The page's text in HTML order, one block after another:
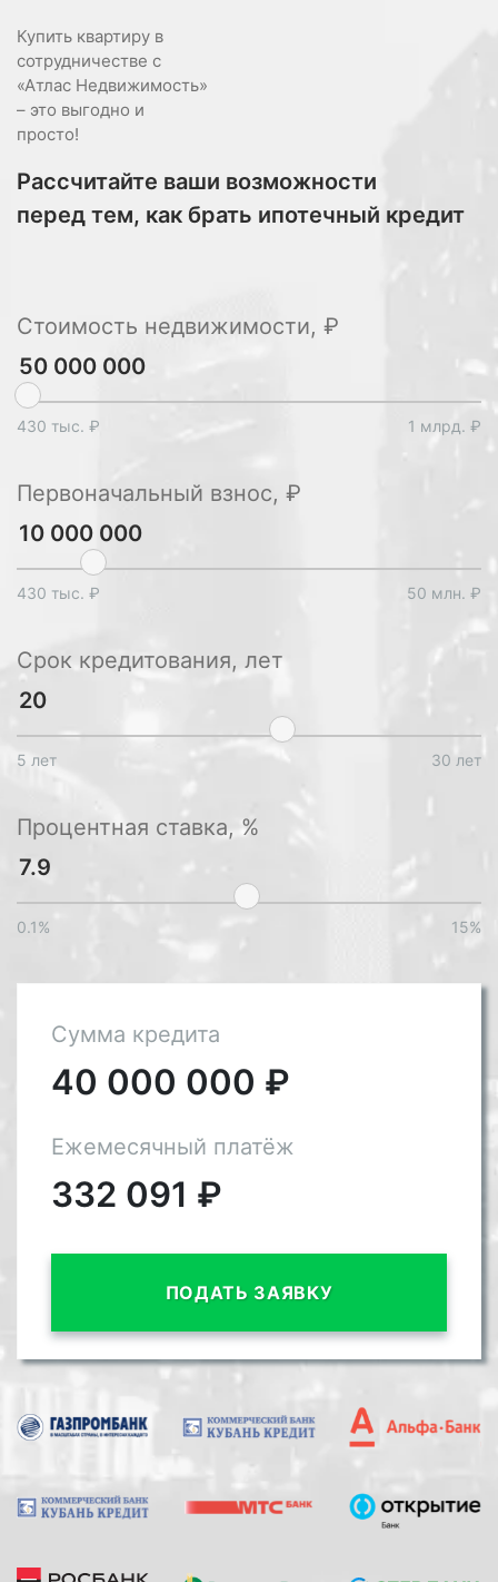
Купить квартиру в
сотрудничестве с
«Атлас Недвижимость»
– это выгодно и
просто!
Рассчитайте ваши возможности
перед тем, как брать ипотечный кредит
Стоимость недвижимости, ₽
430 тыс. ₽ 1 млрд. ₽
Первоначальный взнос, ₽
430 тыс. ₽ 50 млн. ₽
Срок кредитования, лет
5 лет 30 лет
Процентная ставка, %
0.1% 15%
Сумма кредита
40 000 000 ₽
Ежемесячный платёж
332 091 ₽
ПОДАТЬ ЗАЯВКУ